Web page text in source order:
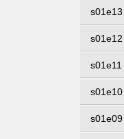
s01e13
s01e12
s01e11
s01e10
s01e09